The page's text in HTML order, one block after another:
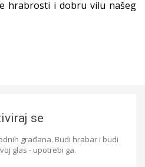
hrabrosti i dobru vilu našeg
se
građana. Budi hrabar i budi
glas - upotrebi ga.